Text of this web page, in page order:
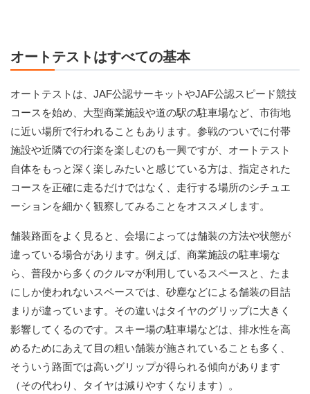
オートテストはすべての基本
オートテストは、JAF公認サーキットやJAF公認スピード競技
コースを始め、大型商業施設や道の駅の駐車場など、市街地
に近い場所で行われることもあります。参戦のついでに付帯
施設や近隣での行楽を楽しむのも一興ですが、オートテスト
自体をもっと深く楽しみたいと感じている方は、指定された
コースを正確に走るだけではなく、走行する場所のシチュエ
ーションを細かく観察してみることをオススメします。
舗装路面をよく見ると、会場によっては舗装の方法や状態が
違っている場合があります。例えば、商業施設の駐車場な
ら、普段から多くのクルマが利用しているスペースと、たま
にしか使われないスペースでは、砂塵などによる舗装の目詰
まりが違っています。その違いはタイヤのグリップに大きく
影響してくるのです。スキー場の駐車場などは、排水性を高
めるためにあえて目の粗い舗装が施されていることも多く、
そういう路面では高いグリップが得られる傾向があります
（その代わり、タイヤは減りやすくなります）。